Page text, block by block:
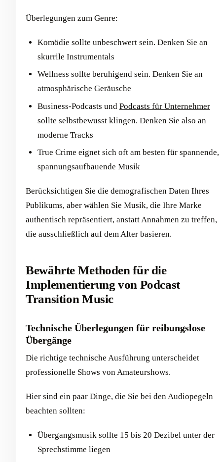
Überlegungen zum Genre:
Komödie sollte unbeschwert sein. Denken Sie an
skurrile Instrumentals
Wellness sollte beruhigend sein. Denken Sie an
atmosphärische Geräusche
Business-Podcasts und Podcasts für Unternehmer
sollte selbstbewusst klingen. Denken Sie also an
moderne Tracks
True Crime eignet sich oft am besten für spannende,
spannungsaufbauende Musik
Berücksichtigen Sie die demografischen Daten Ihres
Publikums, aber wählen Sie Musik, die Ihre Marke
authentisch repräsentiert, anstatt Annahmen zu treffen,
die ausschließlich auf dem Alter basieren.
Bewährte Methoden für die
Implementierung von Podcast
Transition Music
Technische Überlegungen für reibungslose
Übergänge
Die richtige technische Ausführung unterscheidet
professionelle Shows von Amateurshows.
Hier sind ein paar Dinge, die Sie bei den Audiopegeln
beachten sollten:
Übergangsmusik sollte 15 bis 20 Dezibel unter der
Sprechstimme liegen